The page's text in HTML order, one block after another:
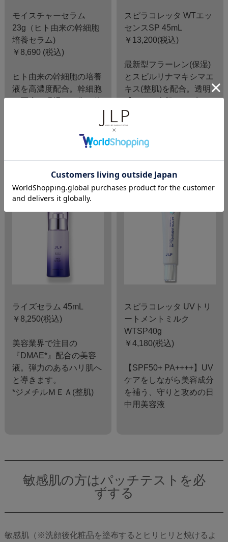
モイスチャーセラム
23g（ヒト由来の幹細胞
培養セラム)
￥8,690 (税込)
ヒト由来の幹細胞の培養
液を高濃度配合。幹細胞
※ヒト卵母細胞溶解質
スピラコレッタ WTエッ
センスSP 45mL
￥13,200(税込)
最新型フラーレン(保湿)
とスピルリナマキシマエ
キス(整肌)を配合。透明
チ。
※植物由来のナチュラル
フラーレン
ライズセラム 45mL
￥8,250(税込)
美容業界で注目の
『DMAE*』配合の美容
液。弾力のあるハリ肌へ
と導きます。
*ジメチルＭＥＡ(整肌)
スピラコレッタ UVトリ
ートメントミルク
WTSP40g
￥4,180(税込)
【SPF50+ PA++++】UV
ケアをしながら美容成分
を補う、守りと攻めの日
中用美容液
敏感肌の方はパッチテストを必
ずする
敏感肌（※洗顔後化粧品を塗布するとヒリヒリと焼けるよ